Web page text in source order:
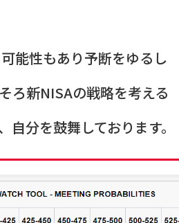
能性もあり予断をゆるし
ろ新NISAの戦略を考える
分を鼓舞しております。